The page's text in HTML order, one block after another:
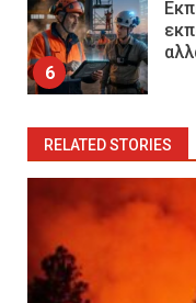
6
RELATED STORIES